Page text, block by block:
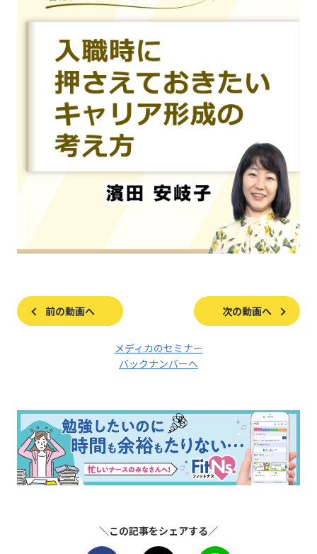
前の動画へ 次の動画へ
メディカのセミナー
バックナンバーへ
＼この記事をシェアする／